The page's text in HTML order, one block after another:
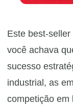
Este best-
você achava
sucesso
industrial, as
competição em